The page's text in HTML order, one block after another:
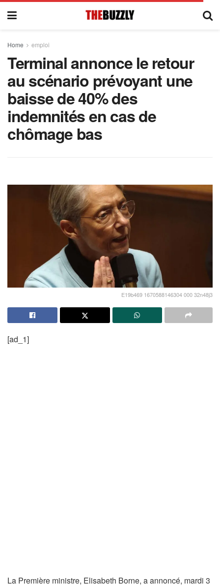
Home emploi
Terminal annonce le retour
au scénario prévoyant une
baisse de 40% des
indemnités en cas de
chômage bas
E19b469 1670588146304 000 32n48j3
[ad_1]
La Première ministre, Elisabeth Borne, a annoncé, mardi 3